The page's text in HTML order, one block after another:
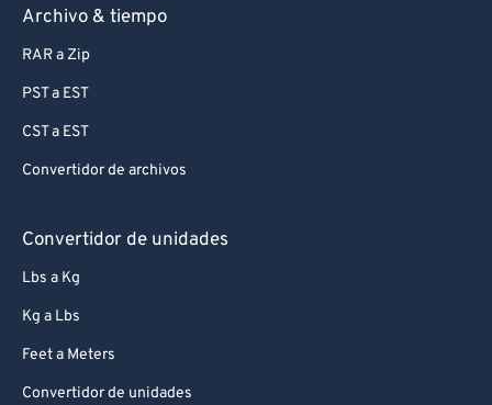
Archivo & tiempo
RAR a Zip
PST a EST
CST a EST
Convertidor de archivos
Convertidor de unidades
Lbs a Kg
Kg a Lbs
Feet a Meters
Convertidor de unidades